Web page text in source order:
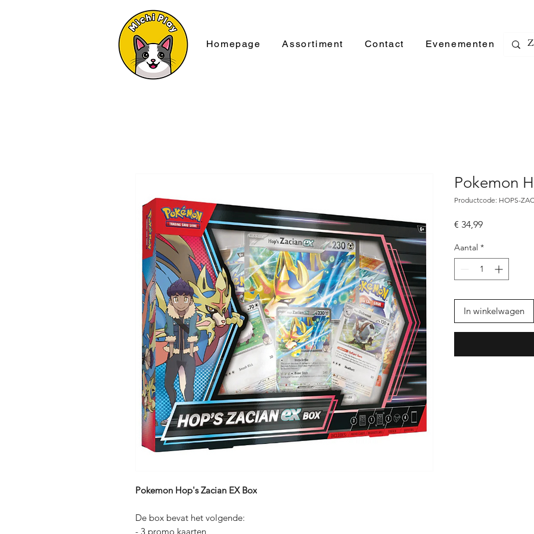
Homepage Assortiment Contact Evenementen
Pokemon Hop's Zacian EX Box
De box bevat het volgende:
- 3 promo kaarten
Pokemon
Productcode: HOPS-
€ 34,99Prijs
Aantal *
In winkelwagen